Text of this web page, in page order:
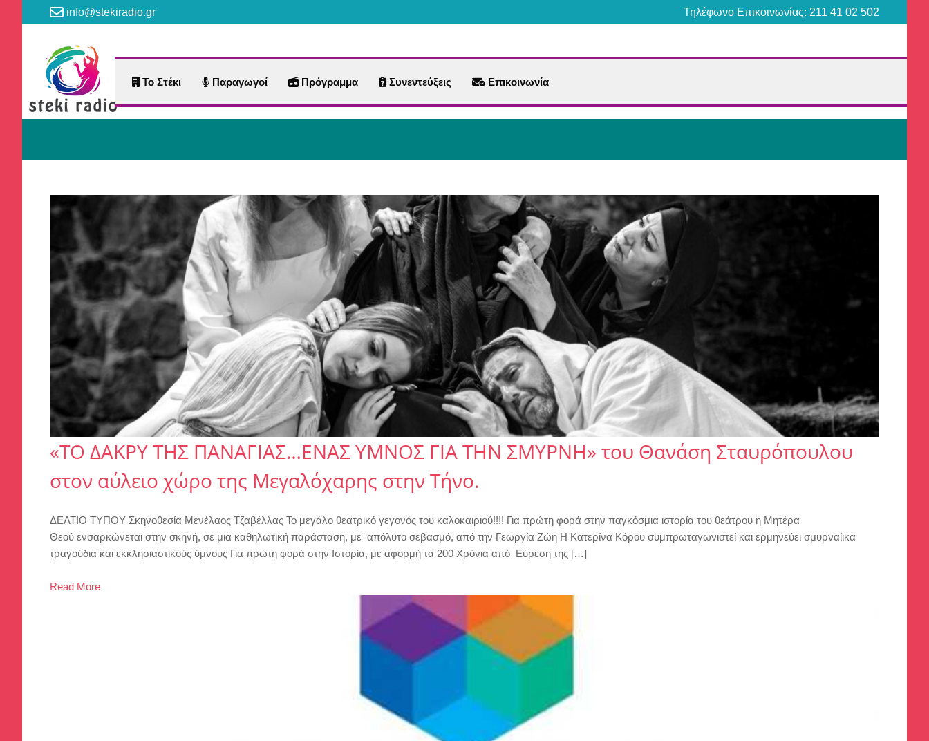
info@stekiradio.gr Τηλέφωνο Επικοινωνίας: 211 41 02 502
Το Στέκι Παραγωγοί Πρόγραμμα Συνεντεύξεις Επικοινωνία
«ΤΟ ΔΑΚΡΥ ΤΗΣ ΠΑΝΑΓΙΑΣ…ΕΝΑΣ ΥΜΝΟΣ ΓΙΑ ΤΗΝ ΣΜΥΡΝΗ» του Θανάση Σταυρόπουλου
στον αύλειο χώρο της Μεγαλόχαρης στην Τήνο.
ΔΕΛΤΙΟ ΤΥΠΟΥ Σκηνοθεσία Μενέλαος Τζαβέλλας Το μεγάλο θεατρικό γεγονός του καλοκαιριού!!!! Για πρώτη φορά στην παγκόσμια ιστορία του θεάτρου η Μητέρα
Θεού ενσαρκώνεται στην σκηνή, σε μια καθηλωτική παράσταση, με απόλυτο σεβασμό, από την Γεωργία Ζώη Η Κατερίνα Κόρου συμπρωταγωνιστεί και ερμηνεύει σμυρναίικα
τραγούδια και εκκλησιαστικούς ύμνους Για πρώτη φορά στην Ιστορία, με αφορμή τα 200 Χρόνια από Εύρεση της […]
Read More